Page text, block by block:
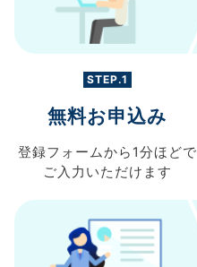
STEP.1
無料お申込み
登録フォームから 1分ほどで
ご入力 いただけます